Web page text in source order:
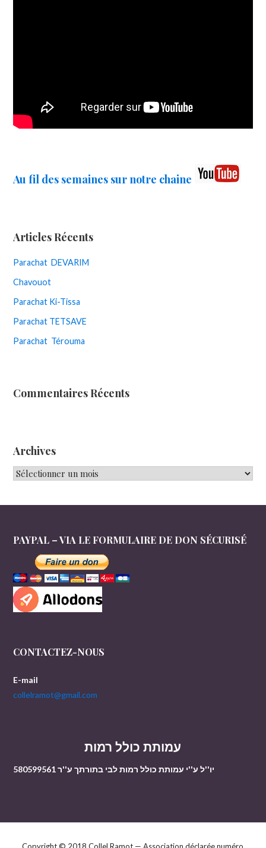
Au fil des semaines sur notre chaine
Articles Récents
Parachat DEVARIM
Chavouot
Parachat Ki-Tissa
Parachat TETSAVE
Parachat Térouma
Commentaires Récents
Archives
Archives
PAYPAL – VIA LE FORMULAIRE DE DON SÉCURISÉ
CONTACTEZ-NOUS
E-mail
collelramot@gmail.com
עמותת כולל רמות
יו''ל ע''י עמותת כולל רמות לבי בתורתך ע''ר 580599561